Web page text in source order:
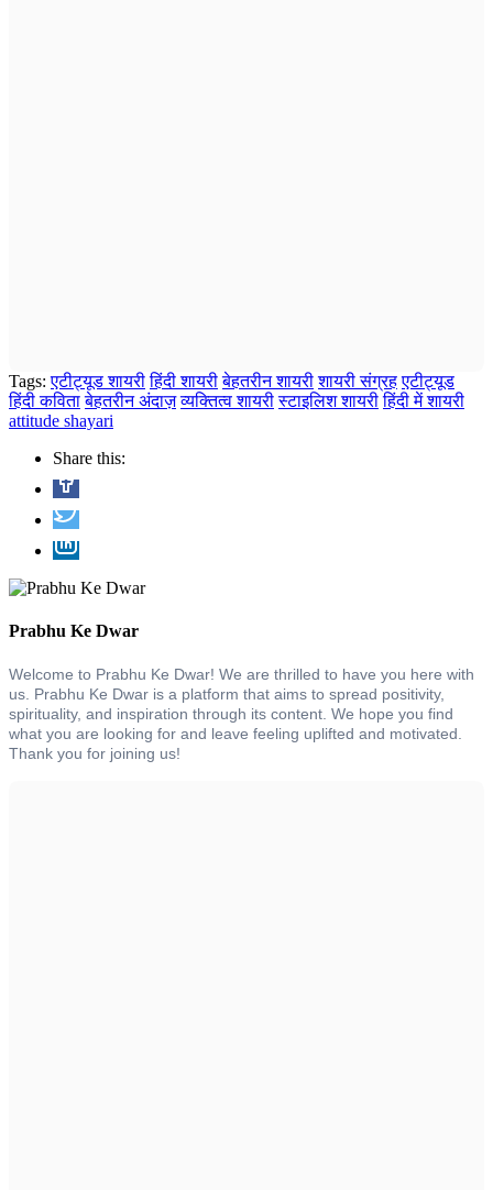
Tags:एटीट्यूड शायरी हिंदी शायरी बेहतरीन शायरी शायरी संग्रह एटीट्यूड
हिंदी कविता बेहतरीन अंदाज़ व्यक्तित्व शायरी स्टाइलिश शायरी हिंदी में शायरी
attitude shayari
Share this:
Prabhu Ke Dwar
Welcome to Prabhu Ke Dwar! We are thrilled to have you here with
us. Prabhu Ke Dwar is a platform that aims to spread positivity,
spirituality, and inspiration through its content. We hope you find
what you are looking for and leave feeling uplifted and motivated.
Thank you for joining us!